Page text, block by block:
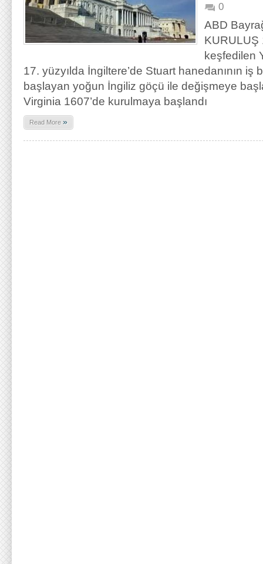
0
ABD
KURULUŞ
keşfedilen
17. yüzyılda İngiltere’de Stuart hanedanının iş
başlayan yoğun İngiliz göçü ile değişmeye
Virginia 1607’de kurulmaya başlandı
Read More »